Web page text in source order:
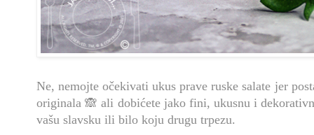
Ne, nemojte očekivati ukus prave ruske salate jer
originala 🙈 ali dobićete jako fini, ukusnu i
vašu slavsku ili bilo koju drugu trpezu.